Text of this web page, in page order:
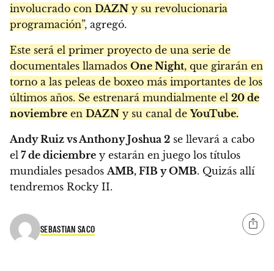
involucrado con DAZN y su revolucionaria
programación”, agregó.
Este será el primer proyecto de una serie de
documentales llamados One Night, que girarán en
torno a las peleas de boxeo más importantes de los
últimos años. Se estrenará mundialmente el 20 de
noviembre en DAZN y su canal deYouTube.
Andy Ruiz vs Anthony Joshua 2 se llevará a cabo
el 7 de diciembre y estarán en juego los títulos
mundiales pesadosAMB, FIB y OMB. Quizás allí
tendremos Rocky II.
SEBASTIAN SACO